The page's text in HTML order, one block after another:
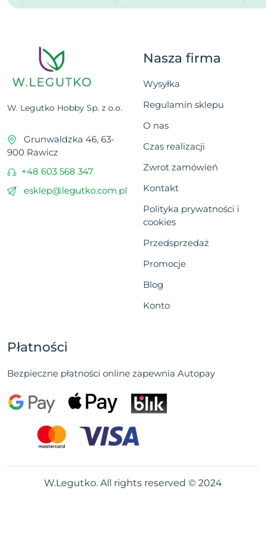
W. Legutko Hobby Sp. z o.o.
Grunwaldzka 46, 63-
900 Rawicz
+48 603 568 347
esklep@legutko.com.pl
Nasza firma
Wysyłka
Regulamin sklepu
O nas
Czas realizacji
Zwrot zamówień
Kontakt
Polityka prywatności i
cookies
Przedsprzedaż
Promocje
Blog
Konto
Płatności
Bezpieczne płatności online zapewnia Autopay
W.Legutko. All rights reserved © 2024